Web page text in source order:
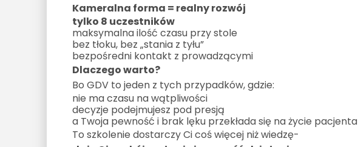
Kameralna forma = realny rozwój
tylko 8 uczestników
maksymalna ilość czasu przy stole
bez tłoku, bez „stania z tyłu”
bezpośredni kontakt z prowadzącymi
Dlaczego warto?
Bo GDV to jeden z tych przypadków, gdzie:
nie ma czasu na wątpliwości
decyzje podejmujesz pod presją
a Twoja pewność i brak lęku przekłada się na życie pacjenta
To szkolenie dostarczy Ci coś więcej niż wiedzę-